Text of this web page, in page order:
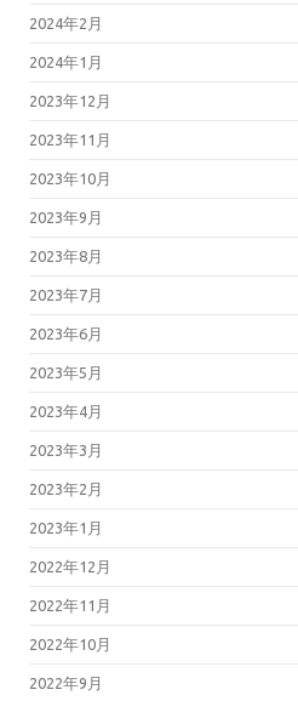
2024年2月
2024年1月
2023年12月
2023年11月
2023年10月
2023年9月
2023年8月
2023年7月
2023年6月
2023年5月
2023年4月
2023年3月
2023年2月
2023年1月
2022年12月
2022年11月
2022年10月
2022年9月